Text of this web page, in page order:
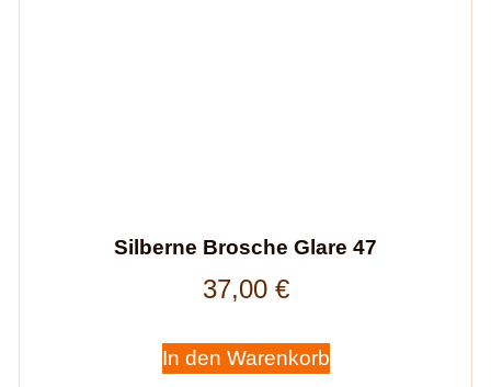
Silberne Brosche Glare 47
37,00 €
In den Warenkorb